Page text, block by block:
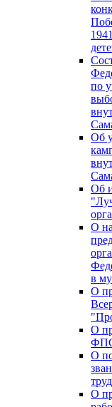
по
Об
Об
О
в
О
О
О
О